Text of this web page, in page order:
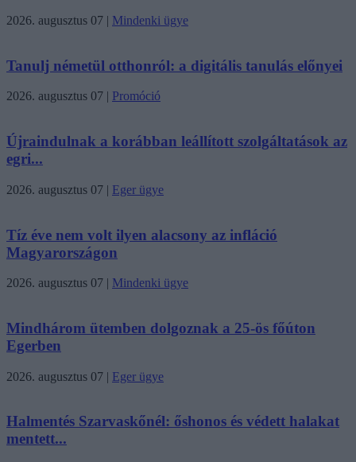
2026. augusztus 07 | Mindenki ügye
Tanulj németül otthonról: a digitális tanulás előnyei
2026. augusztus 07 | Promóció
Újraindulnak a korábban leállított szolgáltatások az
egri...
2026. augusztus 07 | Eger ügye
Tíz éve nem volt ilyen alacsony az infláció
Magyarországon
2026. augusztus 07 | Mindenki ügye
Mindhárom ütemben dolgoznak a 25-ös főúton
Egerben
2026. augusztus 07 | Eger ügye
Halmentés Szarvaskőnél: őshonos és védett halakat
mentett...